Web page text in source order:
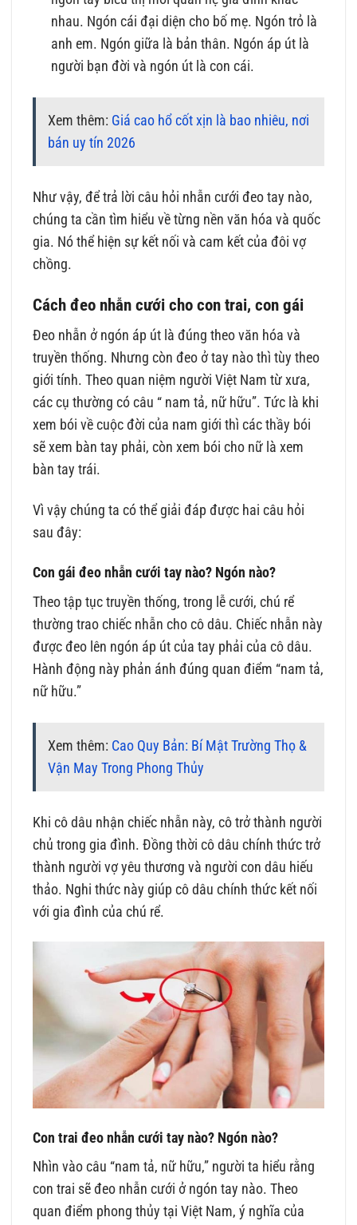
nhau. Ngón cái đại diện cho bố mẹ. Ngón trỏ là
anh em. Ngón giữa là bản thân. Ngón áp út là
người bạn đời và ngón út là con cái.
Xem thêm: Giá cao hổ cốt xịn là bao nhiêu, nơi
bán uy tín 2026
Như vậy, để trả lời câu hỏi nhẫn cưới đeo tay nào,
chúng ta cần tìm hiểu về từng nền văn hóa và quốc
gia. Nó thể hiện sự kết nối và cam kết của đôi vợ
chồng.
Cách đeo nhẫn cưới cho con trai, con gái
Đeo nhẫn ở ngón áp út là đúng theo văn hóa và
truyền thống. Nhưng còn đeo ở tay nào thì tùy theo
giới tính. Theo quan niệm người Việt Nam từ xưa,
các cụ thường có câu “ nam tả, nữ hữu”. Tức là khi
xem bói về cuộc đời của nam giới thì các thầy bói
sẽ xem bàn tay phải, còn xem bói cho nữ là xem
bàn tay trái.
Vì vậy chúng ta có thể giải đáp được hai câu hỏi
sau đây:
Con gái đeo nhẫn cưới tay nào? Ngón nào?
Theo tập tục truyền thống, trong lễ cưới, chú rể
thường trao chiếc nhẫn cho cô dâu. Chiếc nhẫn này
được đeo lên ngón áp út của tay phải của cô dâu.
Hành động này phản ánh đúng quan điểm “nam tả,
nữ hữu.”
Xem thêm: Cao Quy Bản: Bí Mật Trường Thọ &
Vận May Trong Phong Thủy
Khi cô dâu nhận chiếc nhẫn này, cô trở thành người
chủ trong gia đình. Đồng thời cô dâu chính thức trở
thành người vợ yêu thương và người con dâu hiếu
thảo. Nghi thức này giúp cô dâu chính thức kết nối
với gia đình của chú rể.
Con trai đeo nhẫn cưới tay nào? Ngón nào?
Nhìn vào câu “nam tả, nữ hữu,” người ta hiểu rằng
con trai sẽ đeo nhẫn cưới ở ngón tay nào. Theo
quan điểm phong thủy tại Việt Nam, ý nghĩa của